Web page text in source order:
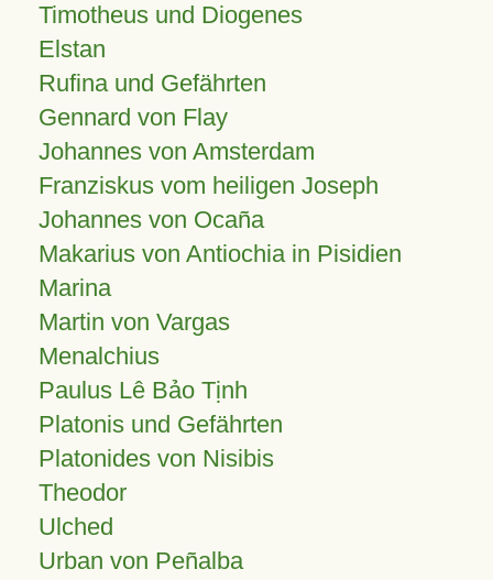
Timotheus und Diogenes
Elstan
Rufina und Gefährten
Gennard von Flay
Johannes von Amsterdam
Franziskus vom heiligen Joseph
Johannes von Ocaña
Makarius von Antiochia in Pisidien
Marina
Martin von Vargas
Menalchius
Paulus Lê Bảo Tịnh
Platonis und Gefährten
Platonides von Nisibis
Theodor
Ulched
Urban von Peñalba